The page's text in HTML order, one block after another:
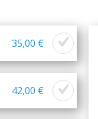
35,00 €
42,00 €